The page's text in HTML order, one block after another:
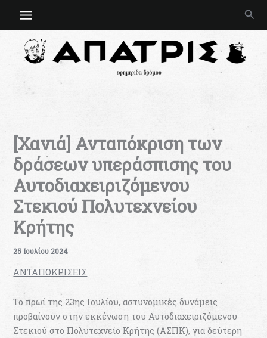
[Χανιά] Ανταπόκριση των
δράσεων υπεράσπισης του
Αυτοδιαχειριζόμενου
Στεκιού Πολυτεχνείου
Κρήτης
25 Ιουλίου 2024
ΑΝΤΑΠΟΚΡΙΣΕΙΣ
Το πρωί της 23ης Ιουλίου, αστυνομικές δυνάμεις
προβαίνουν στην εκκένωση του Αυτοδιαχειριζόμενου
Στεκιού στο Πολυτεχνείο Κρήτης (ΑΣΠΚ), για δεύτερη